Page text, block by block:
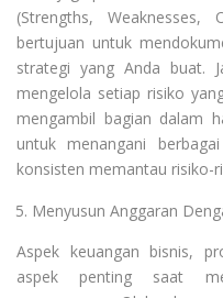
(Strengths,
bertujuan untuk
strategi yang Anda buat.
mengelola setiap risiko
mengambil bagian dalam
untuk menangani
konsisten memantau risiko-
Menyusun Anggaran
Aspek keuangan bisnis,
aspek penting saat